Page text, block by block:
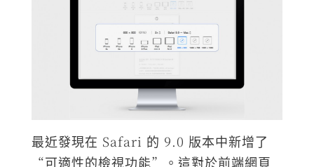
最近發現在 Safari 的 9.0 版本中新增了
“可適性的檢視功能”。這對於前端網頁